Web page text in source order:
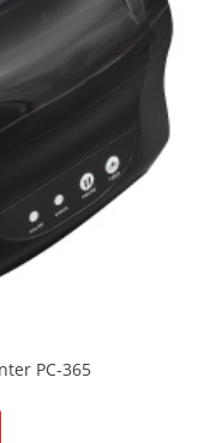
PC-365